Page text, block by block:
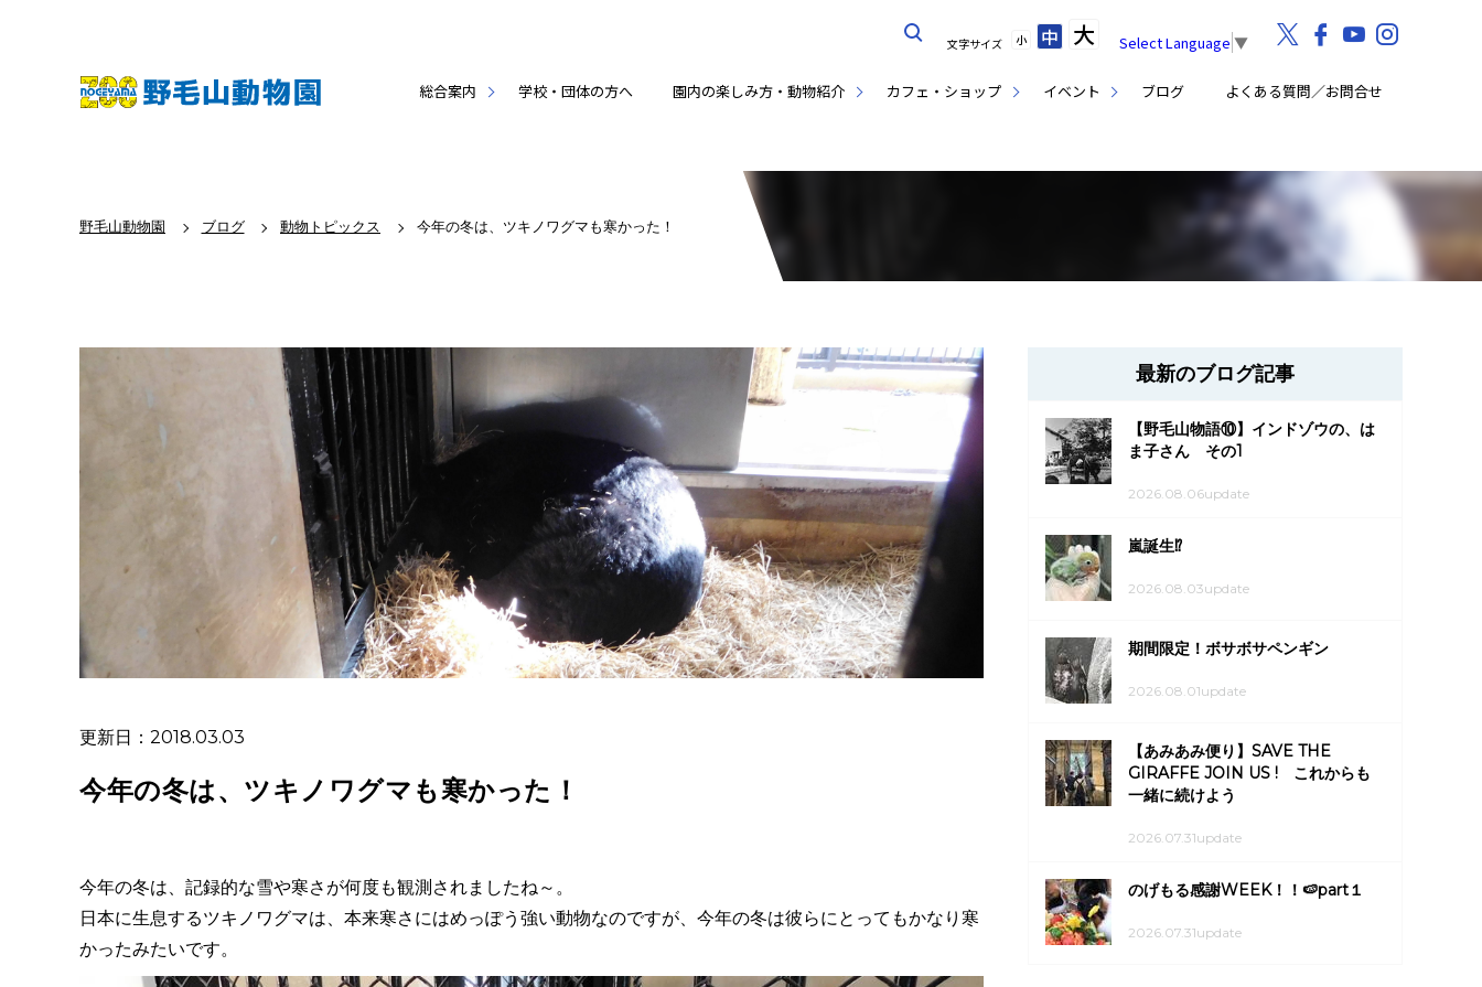
総合案内 学校・団体の方へ 園内の楽しみ方・動物紹介 カフェ・ショップ イベント ブログ よくある質問／お問合せ
文字サイズ 小 中 大 Select Language ▼
野毛山動物園 ブログ 動物トピックス 今年の冬は、ツキノワグマも寒かった！
更新日：2018.03.03
今年の冬は、ツキノワグマも寒かった！
今年の冬は、記録的な雪や寒さが何度も観測されましたね～。
日本に生息するツキノワグマは、本来寒さにはめっぽう強い動物なのですが、今年の冬は彼らにとってもかなり寒
かったみたいです。
最新のブログ記事
【野毛山物語⑩】インドゾウの、は
ま子さん その1
2026.08.06update
嵐誕生⁉
2026.08.03update
期間限定！ボサボサペンギン
2026.08.01update
【あみあみ便り】SAVE THE
GIRAFFE JOIN US ! これからも
一緒に続けよう
2026.07.31update
のげもる感謝WEEK！！🍉part１
2026.07.31update